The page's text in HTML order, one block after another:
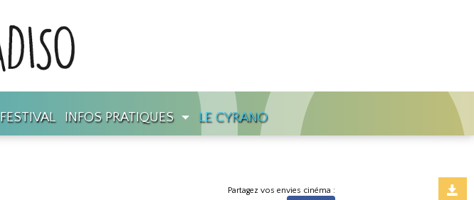
FESTIVAL INFOS PRATIQUES LE CYRANO
Partagez vos envies cinéma :